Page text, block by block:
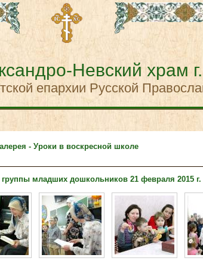
Невский храм
епархии Русской
- Уроки в воскресной школе
группы младших дошкольников 21 февраля 2015 г.